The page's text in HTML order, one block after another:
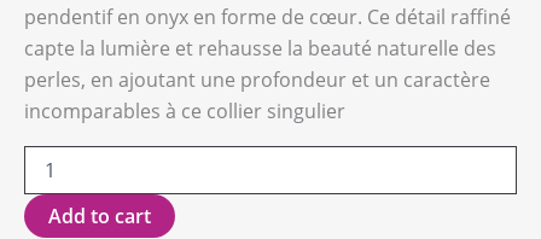
pendentif en onyx en forme de cœur. Ce détail raffiné
capte la lumière et rehausse la beauté naturelle des
perles, en ajoutant une profondeur et un caractère
incomparables à ce collier singulier
Add to cart